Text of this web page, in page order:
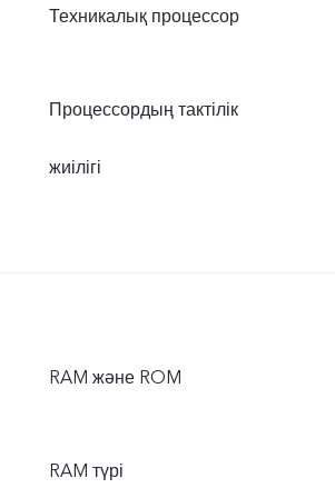
Техникалық процессор
Процессордың тактілік
жиілігі
RAM және ROM
RAM түрі